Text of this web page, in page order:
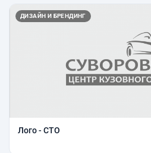
ДИЗАЙН И БРЕНДИНГ
Лого - СТО